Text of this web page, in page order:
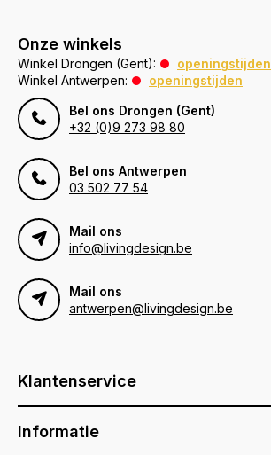
Onze winkels
Winkel Drongen (Gent):
openingstijden
Winkel Antwerpen:
openingstijden
Bel ons Drongen (Gent)
+32 (0)9 273 98 80
Bel ons Antwerpen
03 502 77 54
Mail ons
info@livingdesign.be
Mail ons
antwerpen@livingdesign.be
Klantenservice
Informatie